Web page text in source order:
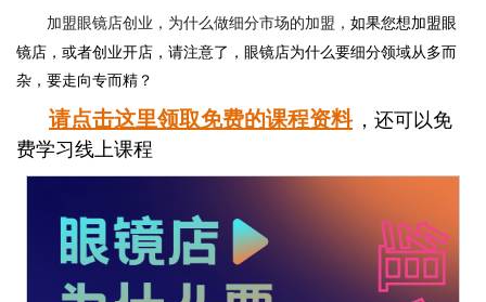
加盟眼镜店创业，为什么做细分市场的加盟， 如果您想加盟眼
镜店，或者创业开店，请注意了，眼镜店为什么要细分领域从多而
杂，要走向专而精？
请点击这里领取免费的课程资料 ，还可以免
费学习线上课程